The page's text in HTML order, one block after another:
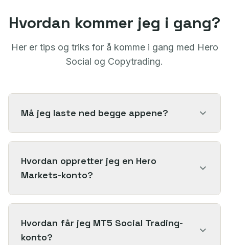
Hvordan kommer jeg i gang?
Her er tips og triks for å komme i gang med Hero
Social og Copytrading.
Må jeg laste ned begge appene?
Hvordan oppretter jeg en Hero
Markets-konto?
Hvordan får jeg MT5 Social Trading-
konto?